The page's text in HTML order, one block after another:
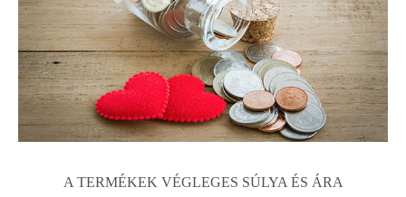
A TERMÉKEK VÉGLEGES SÚLYA ÉS ÁRA